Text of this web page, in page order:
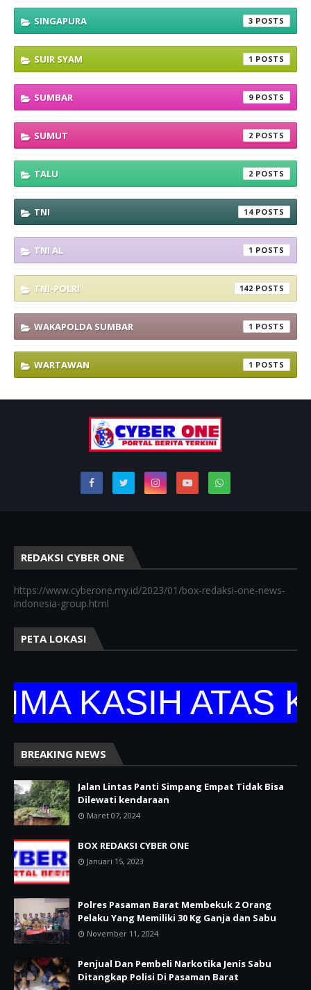
SINGAPURA 3
SUIR SYAM 1
SUMBAR 9
SUMUT 2
TALU 2
TNI 14
TNI AL 1
TNI-POLRI 142
WAKAPOLDA SUMBAR 1
WARTAWAN 1
REDAKSI CYBER ONE
https://www.cyberone.my.id/2023/01/box-redaksi-one-news-
indonesia-group.html
PETA LOKASI
ATAS
BREAKING NEWS
Jalan Lintas Panti Simpang Empat Tidak Bisa
Dilewati kendaraan
Maret 07, 2024
BOX REDAKSI CYBER ONE
Januari 15, 2023
Polres Pasaman Barat Membekuk 2 Orang
Pelaku Yang Memiliki 30 Kg Ganja dan Sabu
November 11, 2024
Penjual Dan Pembeli Narkotika Jenis Sabu
Ditangkap Polisi Di Pasaman Barat